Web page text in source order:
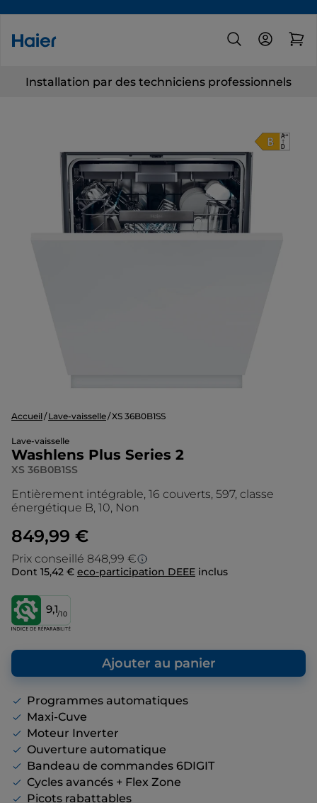
Installation par des techniciens professionnels
Accueil Lave-vaisselle XS 36B0B1SS
Lave-vaisselle
Washlens Plus Series 2
XS 36B0B1SS
Entièrement intégrable, 16 couverts, 597, classe
énergétique B, 10, Non
849,99 €
Prix conseillé 848,99 €
Prix conseillé
Le prix d’origine est le prix de vente que
nous conseillons en tant que fabricant. Il
vous donne un point de repère par rapport
proposons, même s’il n’y a pas de remise
Dont 15,42 € eco-participation DEEE inclus
9,1/10
Ajouter au panier
Programmes automatiques
Maxi-Cuve
Moteur Inverter
Ouverture automatique
Bandeau de commandes 6DIGIT
Cycles avancés + Flex Zone
Picots rabattables